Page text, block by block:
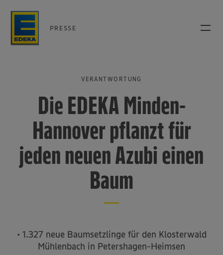
PRESSE
VERANTWORTUNG
Die EDEKA Minden-
Hannover pflanzt für
jeden neuen Azubi einen
Baum
• 1.327 neue Baumsetzlinge für den Klosterwald
Mühlenbach in Petershagen-Heimsen